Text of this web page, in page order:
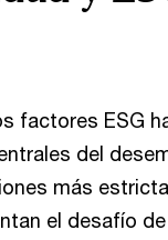
factores ESG
del
más
el desafío